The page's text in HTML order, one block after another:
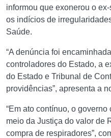
informou que exonerou o
os indícios de
Saúde.
“A denúncia foi
controladores do Estado, a
do Estado e Tribunal de
providências”, apresenta a
“Em ato contínuo, o
meio da Justiça do valor de
compra de respiradores”,